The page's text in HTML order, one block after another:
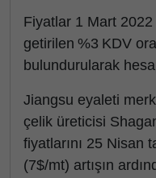
Fiyatlar 1 Mart 2022
getirilen %3 KDV
bulundurularak
Jiangsu eyaleti
çelik üreticisi
fiyatlarını 25 Nisan
(7$/mt) artışın